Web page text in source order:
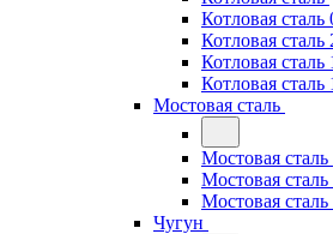
Котловая
Котловая сталь
Котловая
Котловая
Мостовая сталь
Мостовая сталь
Мостовая
Мостовая
Чугун